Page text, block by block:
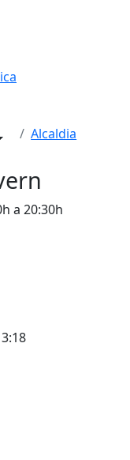
Alcaldia
a 20:30h